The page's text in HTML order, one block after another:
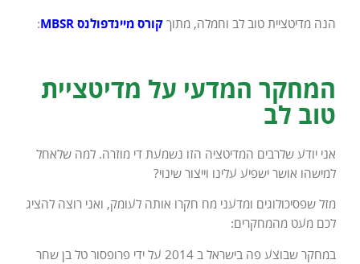
הנה מדיטציית טוב לב וחמלה, מתוך קורס מיינדפולנס MBSR :
המחקר המדעי על מדיטציית
טוב לב
אני יודע שלרבים המדיטציה הזו נשמעת די מוזרה. למה שלאחל
למישהו אושר ישפיע עלינו וייצור שינוי?
מזל שפסיכולוגים ומדעני מח חקרו אותה לעומק, ואני רוצה להציג
לכם מעט מהמחקרים:
במחקר שבוצע פה בישראל ב 2014 על ידי פרופסור טל בן שחר